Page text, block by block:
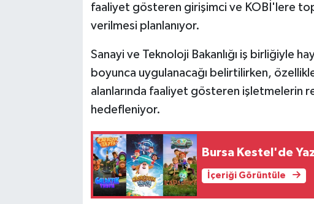
faaliyet gösteren girişimci ve KOBİ'lere
verilmesi planlanıyor.
Sanayi ve Teknoloji Bakanlığı iş birliğiyle
boyunca uygulanacağı belirtilirken,
alanlarında faaliyet gösteren işletmelerin
hedefleniyor.
Bursa Kestel'de
İçeriği Görüntüle